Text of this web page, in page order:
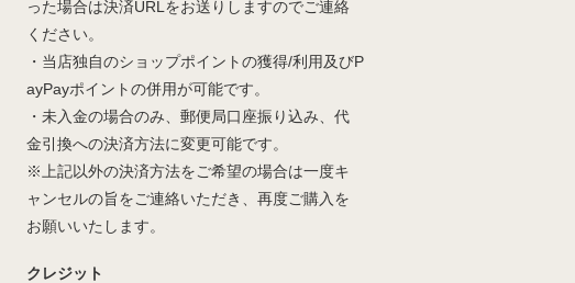
った場合は決済URLをお送りしますのでご連絡
ください。
・当店独自のショップポイントの獲得/利用及びP
ayPayポイントの併用が可能です。
・未入金の場合のみ、郵便局口座振り込み、代
金引換への決済方法に変更可能です。
※上記以外の決済方法をご希望の場合は一度キ
ャンセルの旨をご連絡いただき、再度ご購入を
お願いいたします。
クレジット